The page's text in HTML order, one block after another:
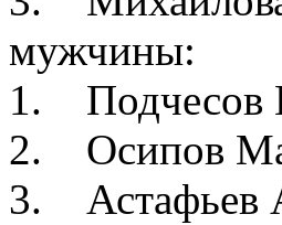
мужчины:
1. Подчесов
2. Осипов
3. Астафьев